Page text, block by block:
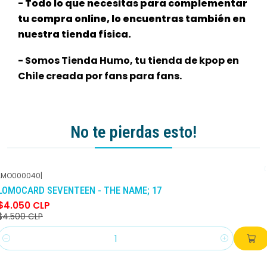
- Todo lo que necesitas para complementar
tu compra online, lo encuentras también en
nuestra tienda física.
- Somos Tienda Humo, tu tienda de kpop en
Chile creada por fans para fans.
No te pierdas esto!
-10% DCTO
|
SEVENTEEN - THE NAME; 17
CLP
CLP